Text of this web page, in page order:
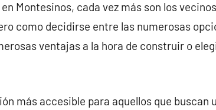
Montesinos, cada vez más son los
como decidirse entre las numerosas
ventajas a la hora de construir o
más accesible para aquellos que buscan